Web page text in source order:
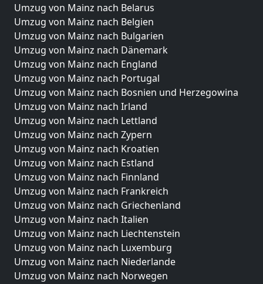
Umzug von Mainz nach Belarus
Umzug von Mainz nach Belgien
Umzug von Mainz nach Bulgarien
Umzug von Mainz nach Dänemark
Umzug von Mainz nach England
Umzug von Mainz nach Portugal
Umzug von Mainz nach Bosnien und Herzegowina
Umzug von Mainz nach Irland
Umzug von Mainz nach Lettland
Umzug von Mainz nach Zypern
Umzug von Mainz nach Kroatien
Umzug von Mainz nach Estland
Umzug von Mainz nach Finnland
Umzug von Mainz nach Frankreich
Umzug von Mainz nach Griechenland
Umzug von Mainz nach Italien
Umzug von Mainz nach Liechtenstein
Umzug von Mainz nach Luxemburg
Umzug von Mainz nach Niederlande
Umzug von Mainz nach Norwegen